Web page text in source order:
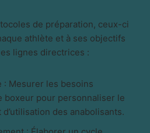
de préparation, ceux-ci
athlète et à ses objectifs
lignes directrices :
: Mesurer les besoins
boxeur pour personnaliser le
des anabolisants.